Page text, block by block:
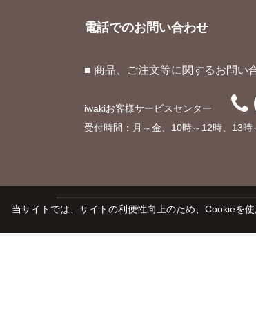
電話でのお問い合わせ
■ 商品、ご注文等に関するお問い
iwakiお客様サービスセンター
受付時間：月～金、10時～12時、13
当サイトでは、サイトの利便性向上のため、Cookieを